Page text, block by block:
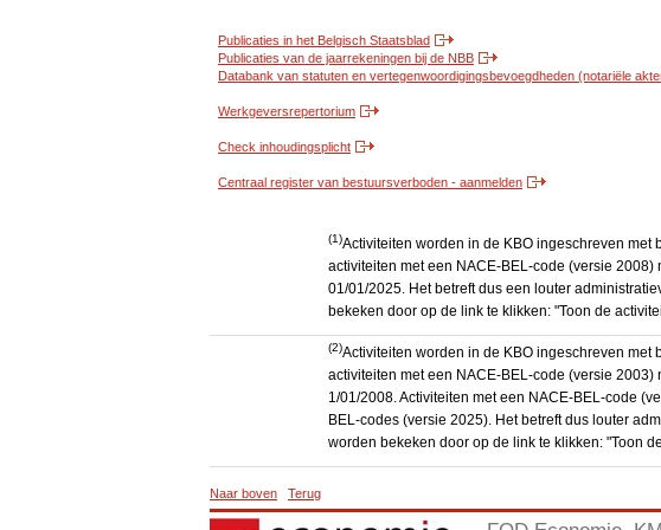
Publicaties in het Belgisch Staatsblad
Publicaties van de jaarrekeningen bij de NBB
Databank van statuten en vertegenwoordigingsbevoegdheden (notariële
Werkgeversrepertorium
Check inhoudingsplicht
Centraal register van bestuursverboden - aanmelden
(1)Activiteiten worden in de KBO ingeschreven
activiteiten met een NACE-BEL-code (versie
01/01/2025. Het betreft dus een louter
bekeken door op de link te klikken: "Toon de
(2)Activiteiten worden in de KBO ingeschreven
activiteiten met een NACE-BEL-code (versie
1/01/2008. Activiteiten met een NACE-BEL-code
BEL-codes (versie 2025). Het betreft dus louter
worden bekeken door op de link te klikken: "Toon
Naar boven Terug